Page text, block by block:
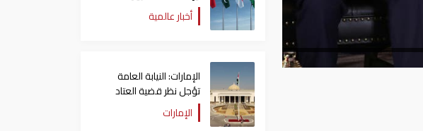
مشتركا بشأن الانتهاكات
الإسرائيلية في غزة
أخبار عالمية
الإمارات: النيابة العامة
تؤجل نظر قضية العتاد
العسكري للسودان
الإمارات